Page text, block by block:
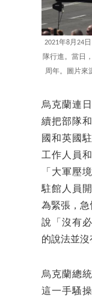
2021年8月24
隊行進。當日
周年。圖片來
烏克蘭連
續把部隊
國和英國
工作人員
「大軍壓
駐館人員
為緊張，急
說「沒有
的說法並沒
烏克蘭總
這一手騷